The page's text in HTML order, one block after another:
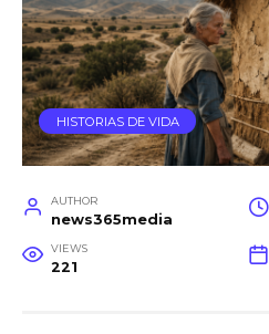
HISTORIAS DE VIDA
AUTHOR
news365media
VIEWS
221